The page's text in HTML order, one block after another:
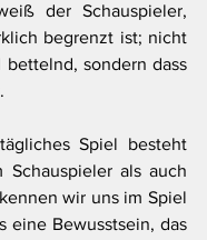
der Schauspieler,
begrenzt ist; nicht
sondern dass
Spiel besteht
Schauspieler als auch
wir uns im Spiel
eine Bewusstsein, das